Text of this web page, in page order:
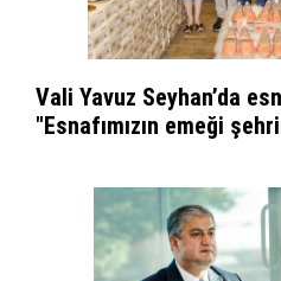
Vali Yavuz Seyhan’da
"Esnafımızın emeği